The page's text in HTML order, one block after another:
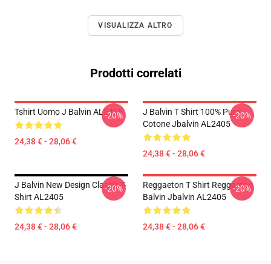
VISUALIZZA ALTRO
Prodotti correlati
Tshirt Uomo J Balvin AL2405
24,38 € - 28,06 €
-20%
J Balvin T Shirt 100% Puro
Cotone Jbalvin AL2405
24,38 € - 28,06 €
-20%
J Balvin New Design Classic T-
Shirt AL2405
24,38 € - 28,06 €
-20%
Reggaeton T Shirt Reggaeton
Balvin Jbalvin AL2405
24,38 € - 28,06 €
-20%